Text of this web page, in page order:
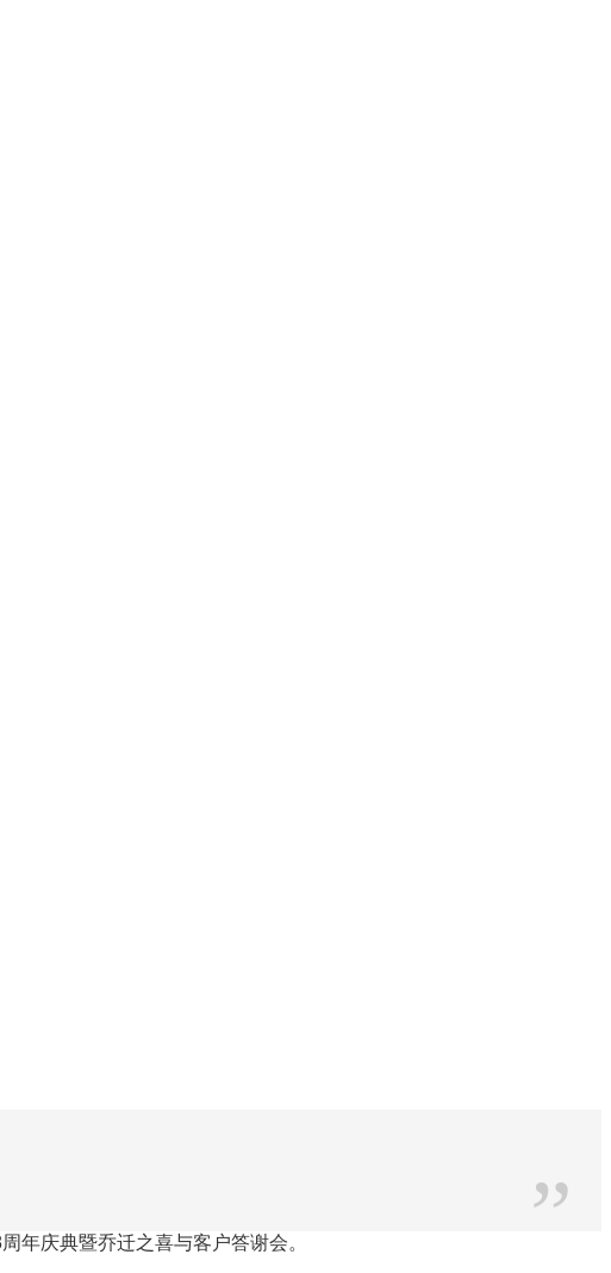
”
周年庆典暨乔迁之喜与客户答谢会。